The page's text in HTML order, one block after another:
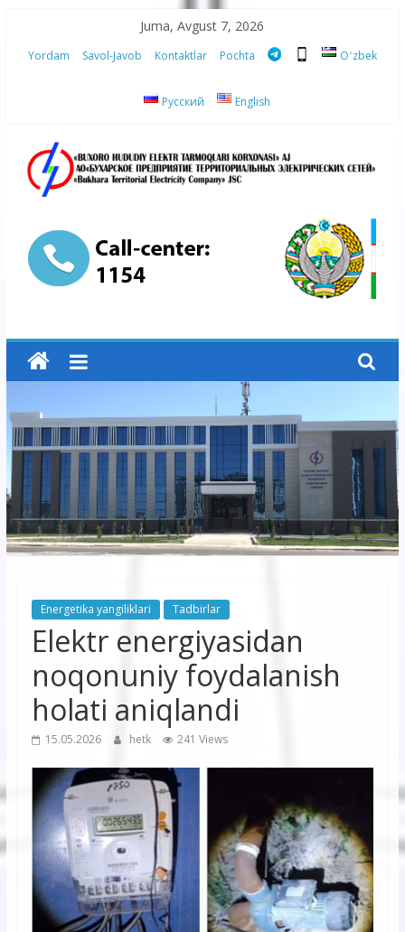
content
Juma, Avgust 7, 2026
Yordam Savol-Javob Kontaktlar Pochta Oʻzbek
Русский English
“Buxoro
hududiy
elektr
tarmoqlari
korxonasi”
AJ
“Buxoro
hududiy
korxonasi”
Energetika yangiliklari Tadbirlar
Elektr energiyasidan
noqonuniy foydalanish
holati aniqlandi
15.05.2026 hetk 241 Views